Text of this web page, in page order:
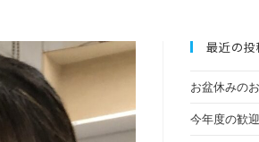
最近の投
お盆休みの
今年度の歓